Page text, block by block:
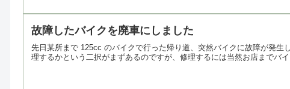
故障したバイクを廃車にしました
先日某所まで 125cc のバイクで行った帰り道、突然バイクに故障が発
理するかという二択がまずあるのですが、修理するには当然お店までバ